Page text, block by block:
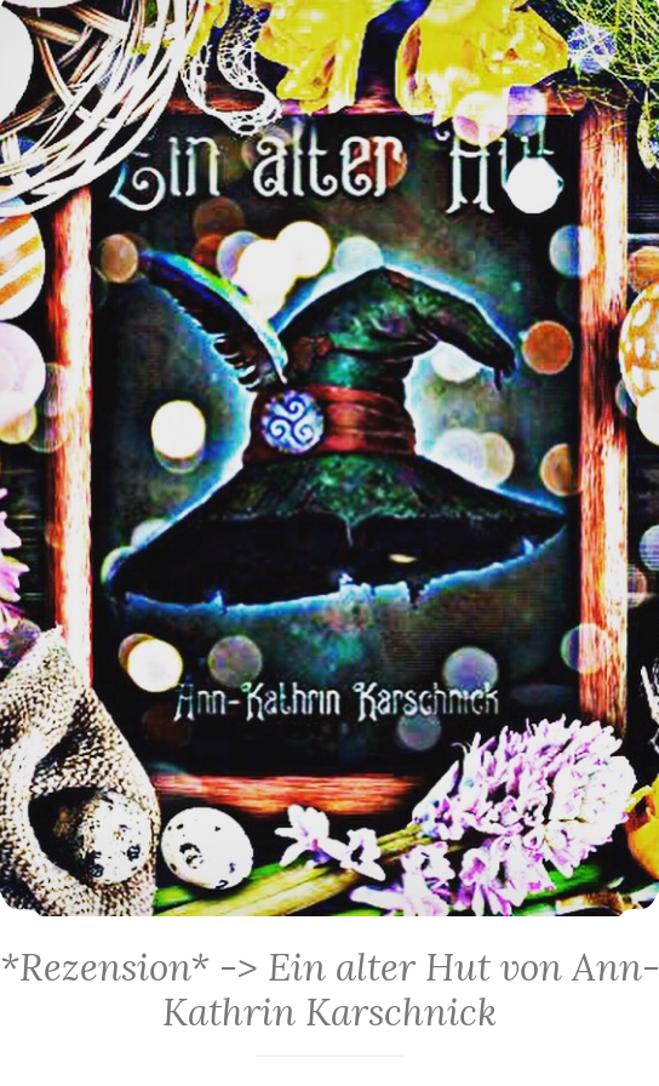
*Rezension* -> Ein alter Hut von Ann-
Kathrin Karschnick